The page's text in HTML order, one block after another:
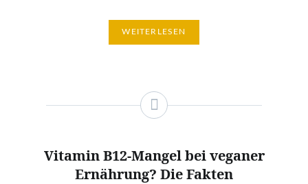
WEITERLESEN
Vitamin B12-Mangel bei veganer
Ernährung? Die Fakten